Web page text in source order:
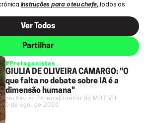
Instruções para o teu chefe, todos os
Ver Todos
Partilhar
#Protagonistas
GIULIA DE OLIVEIRA CAMARGO: "O
que falta no debate sobre IA é a
dimensão humana"
porXavier Pereira Diretor do MOTIVO
5 de ago. de 2026